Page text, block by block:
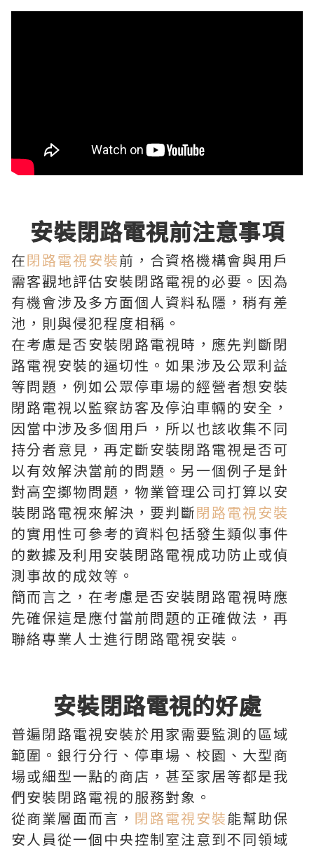
安裝閉路電視前注意事項
在閉路電視安裝前，合資格機構會與用戶
需客觀地評估安裝閉路電視的必要。因為
有機會涉及多方面個人資料私隱，稍有差
池，則與侵犯程度相稱。
在考慮是否安裝閉路電視時，應先判斷閉
路電視安裝的逼切性。如果涉及公眾利益
等問題，例如公眾停車場的經營者想安裝
閉路電視以監察訪客及停泊車輛的安全，
因當中涉及多個用戶，所以也該收集不同
持分者意見，再定斷安裝閉路電視是否可
以有效解決當前的問題。另一個例子是針
對高空擲物問題，物業管理公司打算以安
裝閉路電視來解決，要判斷閉路電視安裝
的實用性可參考的資料包括發生類似事件
的數據及利用安裝閉路電視成功防止或偵
測事故的成效等。
簡而言之，在考慮是否安裝閉路電視時應
先確保這是應付當前問題的正確做法，再
聯絡專業人士進行閉路電視安裝。
安裝閉路電視的好處
普遍閉路電視安裝於用家需要監測的區域
範圍。銀行分行、停車場、校園、大型商
場或細型一點的商店，甚至家居等都是我
們安裝閉路電視的服務對象。
從商業層面而言， 閉路電視安裝能幫助保
安人員從一個中央控制室注意到不同領域